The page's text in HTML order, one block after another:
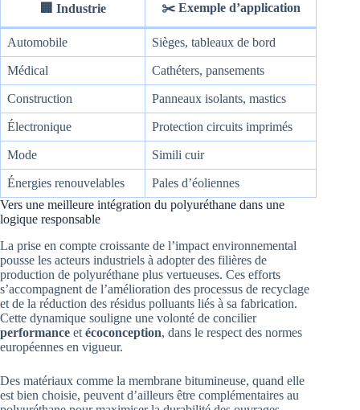
🏢 Industrie ✂️ Exemple d’application
Automobile Sièges, tableaux de bord
Médical Cathéters, pansements
Construction Panneaux isolants, mastics
Électronique Protection circuits imprimés
Mode Simili cuir
Énergies renouvelables
Pales d’éoliennes
Vers une meilleure intégration du polyuréthane dans une
logique responsable
La prise en compte croissante de l’impact environnemental
pousse les acteurs industriels à adopter des filières de
production de polyuréthane plus vertueuses. Ces efforts
s’accompagnent de l’amélioration des processus de recyclage
et de la réduction des résidus polluants liés à sa fabrication.
Cette dynamique souligne une volonté de concilier
performance et écoconception, dans le respect des normes
européennes en vigueur.
Des matériaux comme la membrane bitumineuse, quand elle
est bien choisie, peuvent d’ailleurs être complémentaires au